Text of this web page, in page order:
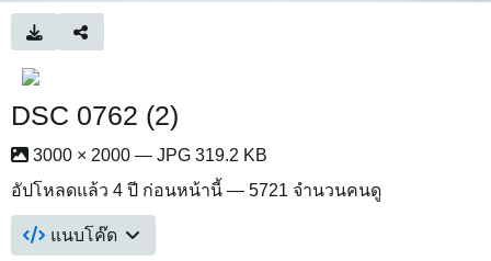
DSC 0762 (2)
3000 × 2000 — JPG 319.2 KB
อัปโหลดแล้ว 4 ปี ก่อนหน้านี้ — 5721 จำนวนคนดู
แนบโค๊ด